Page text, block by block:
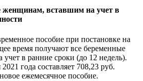
женщинам, вставшим на учет в
пособие при постановке на
время получают все беременные
в ранние сроки (до 12 недель).
года составляет 708,23 руб.
ежемесячное пособие.